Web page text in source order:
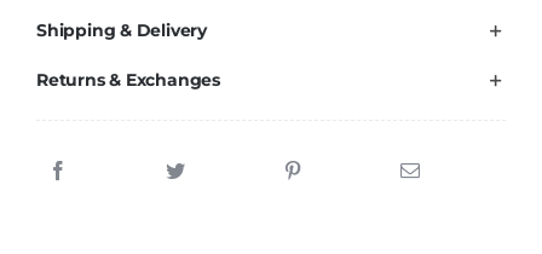
Shipping & Delivery
Returns & Exchanges